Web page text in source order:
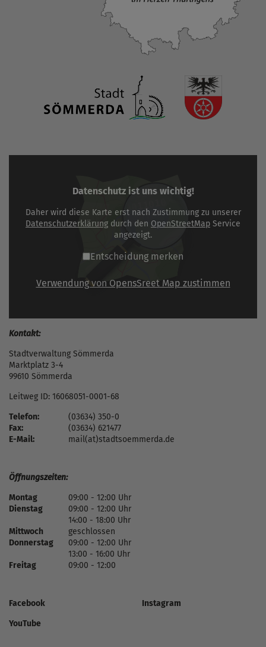
Datenschutz ist uns wichtig!
Daher wird diese Karte erst nach Zustimmung zu unserer
Datenschutzerklärung durch den OpenStreetMap Service
angezeigt.
Entscheidung merken
Verwendung von OpensSreet Map zustimmen
Kontakt:
Stadtverwaltung Sömmerda
Marktplatz 3-4
99610 Sömmerda
Leitweg ID: 16068051-0001-68
Telefon:
(03634) 350-0
Fax:
(03634) 621477
E-Mail:
mail(at)stadtsoemmerda.de
Öffnungszeiten:
Montag
09:00 - 12:00 Uhr
Dienstag
09:00 - 12:00 Uhr
14:00 - 18:00 Uhr
Mittwoch
geschlossen
Donnerstag
09:00 - 12:00 Uhr
13:00 - 16:00 Uhr
Freitag
09:00 - 12:00
Facebook
Instagram
YouTube